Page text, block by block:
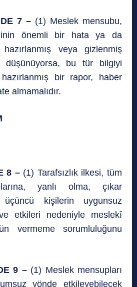
7 – (1) Meslek mensubu,
önemli bir hata ya da
hazırlanmış veya gizlenmiş
düşünüyorsa, bu tür bilgiyi
bir rapor, haber
almamalıdır.
– (1) Tarafsızlık ilkesi, tüm
yanlı olma, çıkar
üçüncü kişilerin uygunsuz
etkileri nedeniyle meslekî
vermeme sorumluluğunu
9 – (1) Meslek mensupları
yönde etkileyebilecek